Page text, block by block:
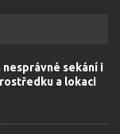
nesprávné sekání i
a lokaci